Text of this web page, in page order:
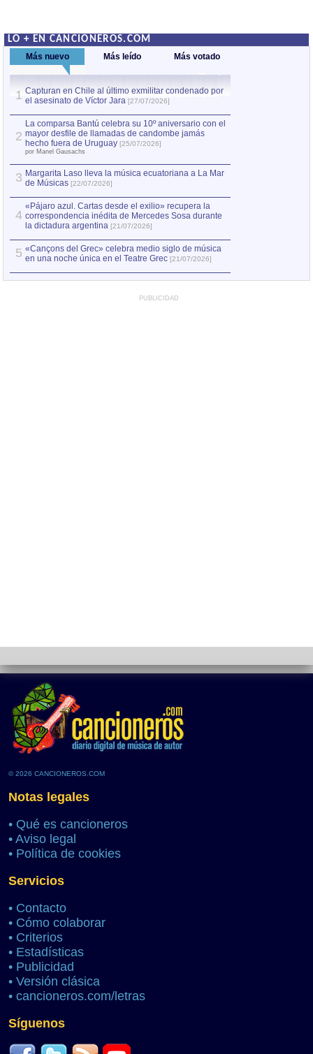
LO + EN CANCIONEROS.COM
Más nuevo Más leído Más votado
1 Capturan en Chile al último exmilitar condenado por
el asesinato de Víctor Jara [27/07/2026]
2
La comparsa Bantú celebra su 10º aniversario con el
mayor desfile de llamadas de candombe jamás
hecho fuera de Uruguay [25/07/2026]
por Manel Gausachs
3 Margarita Laso lleva la música ecuatoriana a La Mar
de Músicas [22/07/2026]
4
«Pájaro azul. Cartas desde el exilio» recupera la
correspondencia inédita de Mercedes Sosa durante
la dictadura argentina [21/07/2026]
5 «Cançons del Grec» celebra medio siglo de música
en una noche única en el Teatre Grec [21/07/2026]
PUBLICIDAD
© 2026 CANCIONEROS.COM
Notas legales
• Qué es cancioneros
• Aviso legal
• Política de cookies
Servicios
• Contacto
• Cómo colaborar
• Criterios
• Estadísticas
• Publicidad
• Versión clásica
• cancioneros.com/letras
Síguenos